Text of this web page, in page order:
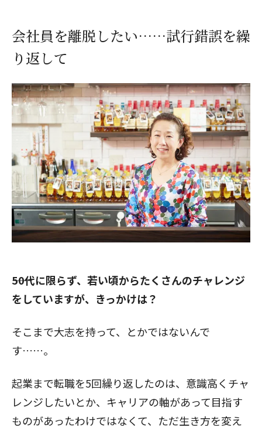
会社員を離脱したい……試行錯誤を繰
り返して
――50代に限らず、若い頃からたくさんのチャレンジ
をしていますが、きっかけは？
そこまで大志を持って、とかではないんで
す……。
起業まで転職を5回繰り返したのは、意識高くチャ
レンジしたいとか、キャリアの軸があって目指す
ものがあったわけではなくて、ただ生き方を変え